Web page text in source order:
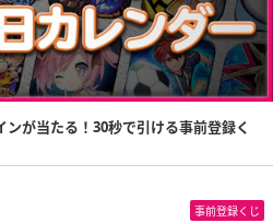
が当たる！30秒で引ける事前登録く
事前登録くじ